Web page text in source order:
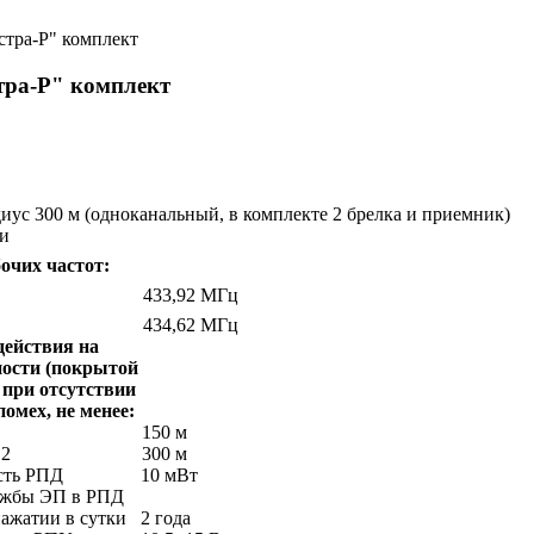
Р" комплект
Р" комплект
300 м (одноканальный, в комплекте 2 брелка и приемник)
частот:
433,92 МГц
434,62 МГц
на
(покрытой
отсутствии
не менее:
150 м
300 м
РПД
10 мВт
ЭП в РПД
в сутки
2 года